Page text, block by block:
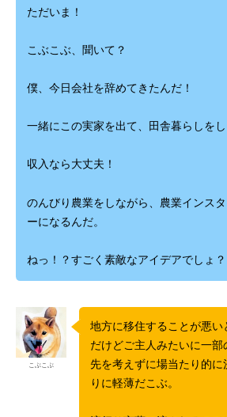
ただいま！
こぶこぶ、聞いて？
僕、今日会社を辞めてきたんだ！
一緒にこの実家を出て、田舎暮らしをし
収入なら大丈夫！
のんびり農業をしながら、農業インス
ーになるんだ。
ねっ！？すごく素敵なアイデアでしょ？
こぶこぶ
地方に移住することが悪い
だけどご主人みたいに一部
先を考えずに場当たり的に
りに軽薄だこぶ。